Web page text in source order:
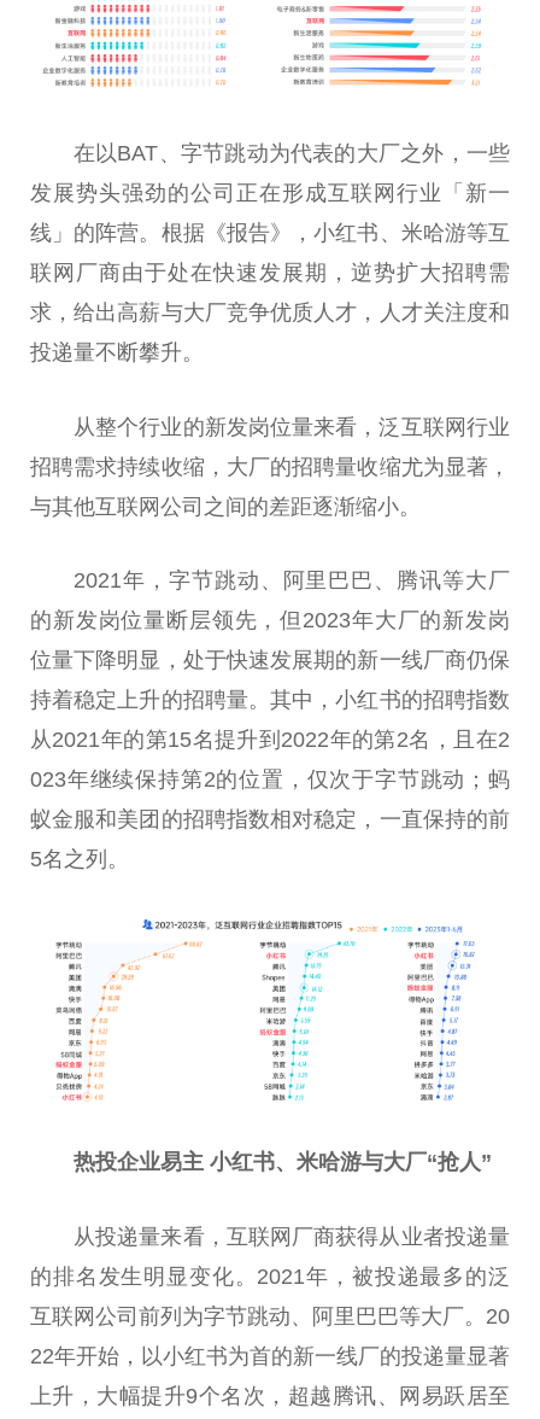
在以BAT、字节跳动为代表的大厂之外，一些
发展势头强劲的公司正在形成互联网行业「新一
线」的阵营。根据《报告》，小红书、米哈游等互
联网厂商由于处在快速发展期，逆势扩大招聘需
求，给出高薪与大厂竞争优质人才，人才关注度和
投递量不断攀升。
从整个行业的新发岗位量来看，泛互联网行业
招聘需求持续收缩，大厂的招聘量收缩尤为显著，
与其他互联网公司之间的差距逐渐缩小。
2021年，字节跳动、阿里巴巴、腾讯等大厂
的新发岗位量断层领先，但2023年大厂的新发岗
位量下降明显，处于快速发展期的新一线厂商仍保
持着稳定上升的招聘量。其中，小红书的招聘指数
从2021年的第15名提升到2022年的第2名，且在2
023年继续保持第2的位置，仅次于字节跳动；蚂
蚁金服和美团的招聘指数相对稳定，一直保持的前
5名之列。
热投企业易主 小红书、米哈游与大厂“抢人”
从投递量来看，互联网厂商获得从业者投递量
的排名发生明显变化。2021年，被投递最多的泛
互联网公司前列为字节跳动、阿里巴巴等大厂。20
22年开始，以小红书为首的新一线厂的投递量显著
上升，大幅提升9个名次，超越腾讯、网易跃居至